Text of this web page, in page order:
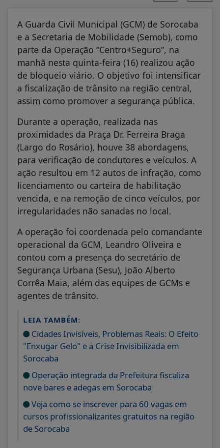
A Guarda Civil Municipal (GCM) de Sorocaba
e a Secretaria de Mobilidade (Semob), como
parte da Operação “Centro+Seguro”, na
manhã nesta quinta-feira (16) realizou ação
de bloqueio viário. O objetivo foi intensificar
a fiscalização de trânsito na região central,
assim como promover a segurança pública.
Durante a operação, realizada nas
proximidades da Praça Dr. Ferreira Braga
(Largo do Rosário), houve 38 abordagens,
para verificação de condutores e veículos. A
ação resultou em 12 autos de infração, como
licenciamento ou carteira de habilitação
vencida, e na remoção de cinco veículos, por
irregularidades não sanadas no local.
A operação foi coordenada pelo comandante
operacional da GCM, Leandro Oliveira e
contou com a presença do secretário de
Segurança Urbana (Sesu), João Alberto
Corrêa Maia, além das equipes de GCMs e
agentes de trânsito.
LEIA TAMBÉM:
Cidades Invisíveis, Problemas Reais: O Efeito
"Enxugar Gelo" e a Crise Invisibilizada em
Sorocaba
Operação integrada da Prefeitura fiscaliza
nove bares e adegas em Sorocaba
Veja como se inscrever para 60 vagas em
cursos profissionalizantes gratuitos na região
de Sorocaba